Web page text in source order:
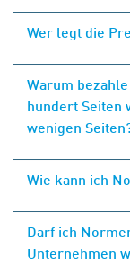
Wer legt die
Warum
hundert Seiten
wenigen
Wie kann ich
Darf ich
Unternehmen